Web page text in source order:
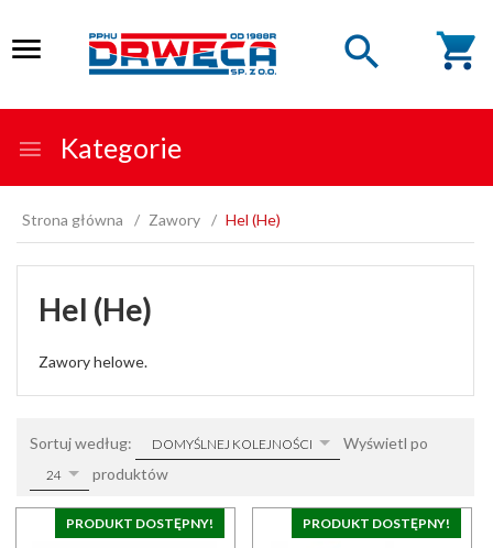
Kategorie
Strona główna Zawory Hel (He)
Hel (He)
Zawory helowe.
Sortuj według: sortDOMYŚLNEJ KOLEJNOŚCI Wyświetl po
24 produktów
PRODUKT DOSTĘPNY! PRODUKT DOSTĘPNY!